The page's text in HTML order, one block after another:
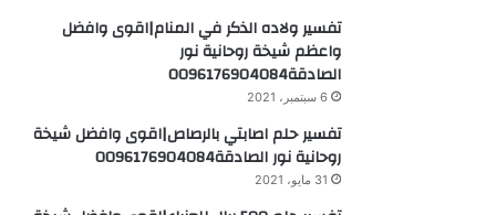
تفسير ولاده الذكر في المنام|اقوى وافضل
واعظم شيخة روحانية نور
الصادقة0096176904084
6 سبتمبر، 2021
تفسير حلم اصابتي بالرصاص|اقوى وافضل شيخة
روحانية نور الصادقة0096176904084
31 مايو، 2021